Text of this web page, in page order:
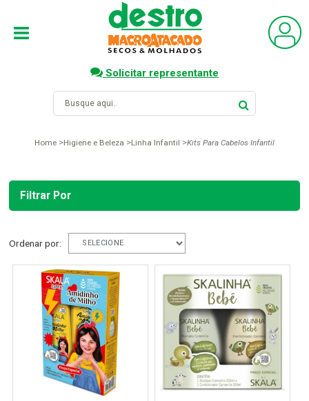
Solicitar representante
Home Higiene e Beleza Linha Infantil Kits Para Cabelos Infantil
Filtrar Por
Ordenar por: